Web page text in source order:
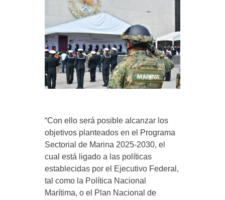
“Con ello será posible alcanzar los
objetivos planteados en el Programa
Sectorial de Marina 2025-2030, el
cual está ligado a las políticas
establecidas por el Ejecutivo Federal,
tal como la Política Nacional
Marítima, o el Plan Nacional de